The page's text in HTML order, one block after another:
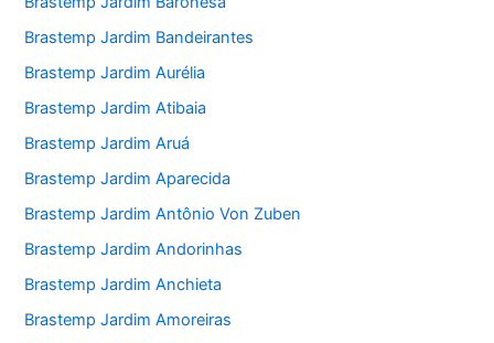
Brastemp Jardim Bandeirantes
Brastemp Jardim Aurélia
Brastemp Jardim Atibaia
Brastemp Jardim Aruá
Brastemp Jardim Aparecida
Brastemp Jardim Antônio Von Zuben
Brastemp Jardim Andorinhas
Brastemp Jardim Anchieta
Brastemp Jardim Amoreiras